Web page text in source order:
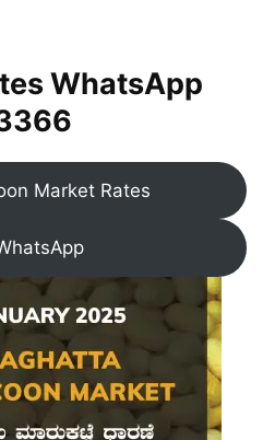
WhatsApp
Market Rates